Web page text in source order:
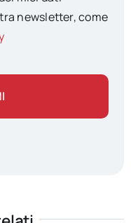
newsletter, come